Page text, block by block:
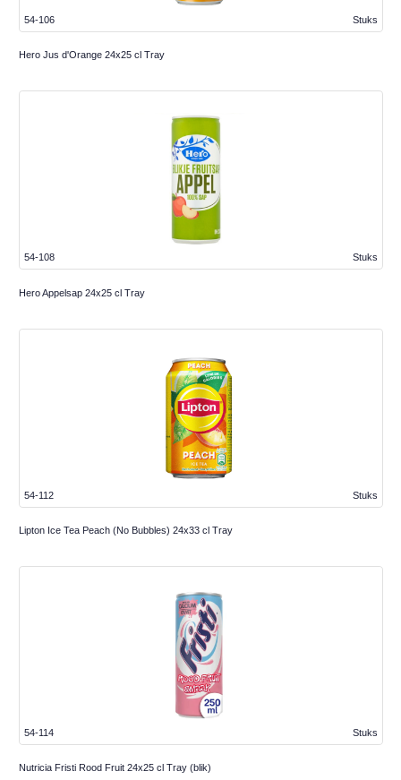
Stuks
54-106
Hero Jus d'Orange 24x25 cl Tray
Stuks
54-108
Hero Appelsap 24x25 cl Tray
Stuks
54-112
Lipton Ice Tea Peach (No Bubbles) 24x33 cl Tray
Stuks
54-114
Nutricia Fristi Rood Fruit 24x25 cl Tray (blik)